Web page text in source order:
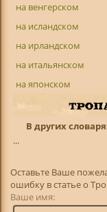
на венгерском
на исландском
на ирландском
на итальянском
на японском
В других
...
Оставьте Ваше
ошибку в статье о
Ваше имя: